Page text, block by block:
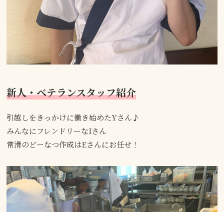
新人・ベテランスタッフ紹介
引越しをきっかけに働き始めたYさん♪
みんなにフレンドリーなIさん
常滑のどーなつ作成はEさんにお任せ！